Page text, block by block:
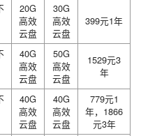
20G
高效
云盘
30G
高效
云盘
399元1年
40G
高效
云盘
50G
高效
云盘
1529元3
年
40G
高效
云盘
40G
高效
云盘
779元1
年，1866
元3年